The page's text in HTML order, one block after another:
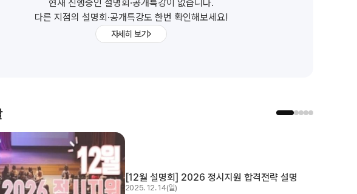
현재 진행중인 설명회·공개특강이 없습니다.
다른 지점의 설명회·공개특강도 한번 확인해보세요!
자세히 보기
[12월 설명회] 2026 정시지원 합격전략 설명
2025. 12. 14(일)